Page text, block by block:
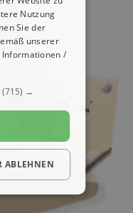
Nutzung
Sie der
unserer
/
(715) →
ABLEHNEN